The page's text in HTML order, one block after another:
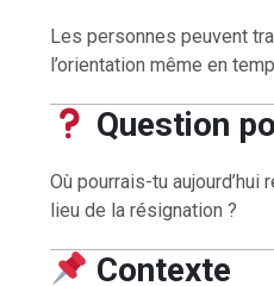
Les personnes peuvent
l’orientation même en
Question
Où pourrais-tu aujourd’hui
lieu de la résignation ?
Contexte